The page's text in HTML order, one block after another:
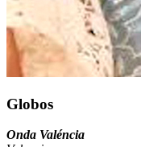
Globos
Onda Valéncia